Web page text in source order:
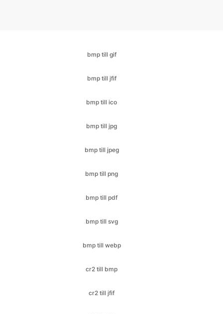
bmp till ico
bmp till jpg
bmp till jpeg
bmp till png
bmp till pdf
bmp till svg
bmp till webp
cr2 till bmp
cr2 till jfif
cr2 till ico
cr2 till jpeg